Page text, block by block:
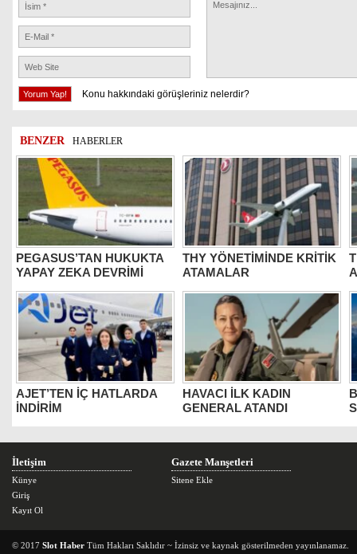
Konu hakkındaki görüşleriniz nelerdir?
BENZER HABERLER
PEGASUS’TAN HUKUKTA
YAPAY ZEKA DEVRİMİ
THY YÖNETİMİNDE KRİTİK
ATAMALAR
AJET’TEN İÇ HATLARDA
İNDİRİM
HAVACI İLK KADIN
GENERAL ATANDI
İletişim
Künye
Giriş
Kayıt Ol
Gazete Manşetleri
Sitene Ekle
© 2017 Slot Haber Tüm Hakları Saklıdır ~ İzinsiz ve kaynak gösterilmeden yayınlanamaz.